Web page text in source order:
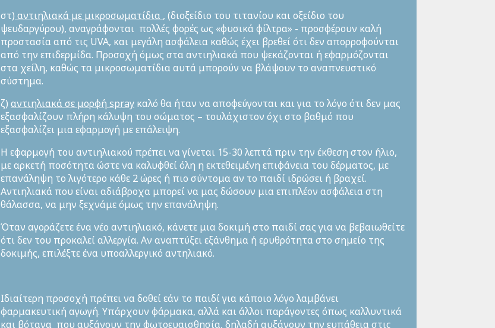
στ) αντιηλιακά με μικροσωματίδια , (διοξείδιο του τιτανίου και οξείδιο του
ψευδαργύρου), αναγράφονται πολλές φορές ως «φυσικά φίλτρα» - προσφέρουν καλή
προστασία από τις UVA, και μεγάλη ασφάλεια καθώς έχει βρεθεί ότι δεν απορροφούνται
από την επιδερμίδα. Προσοχή όμως στα αντιηλιακά που ψεκάζονται ή εφαρμόζονται
στα χείλη, καθώς τα μικροσωματίδια αυτά μπορούν να βλάψουν το αναπνευστικό
σύστημα.
ζ) αντιηλιακά σε μορφή spray καλό θα ήταν να αποφεύγονται και για το λόγο ότι δεν μας
εξασφαλίζουν πλήρη κάλυψη του σώματος – τουλάχιστον όχι στο βαθμό που
εξασφαλίζει μια εφαρμογή με επάλειψη.
Η εφαρμογή του αντιηλιακού πρέπει να γίνεται 15-30 λεπτά πριν την έκθεση στον ήλιο,
με αρκετή ποσότητα ώστε να καλυφθεί όλη η εκτεθειμένη επιφάνεια του δέρματος, με
επανάληψη το λιγότερο κάθε 2 ώρες ή πιο σύντομα αν το παιδί ιδρώσει ή βραχεί.
Αντιηλιακά που είναι αδιάβροχα μπορεί να μας δώσουν μια επιπλέον ασφάλεια στη
θάλασσα, να μην ξεχνάμε όμως την επανάληψη.
Όταν αγοράζετε ένα νέο αντιηλιακό, κάνετε μια δοκιμή στο παιδί σας για να βεβαιωθείτε
ότι δεν του προκαλεί αλλεργία. Αν αναπτύξει εξάνθημα ή ερυθρότητα στο σημείο της
δοκιμής, επιλέξτε ένα υποαλλεργικό αντηλιακό.
Ιδιαίτερη προσοχή πρέπει να δοθεί εάν το παιδί για κάποιο λόγο λαμβάνει
φαρμακευτική αγωγή. Υπάρχουν φάρμακα, αλλά και άλλοι παράγοντες όπως καλλυντικά
και βότανα που αυξάνουν την φωτοευαισθησία, δηλαδή αυξάνουν την ευπάθεια στις